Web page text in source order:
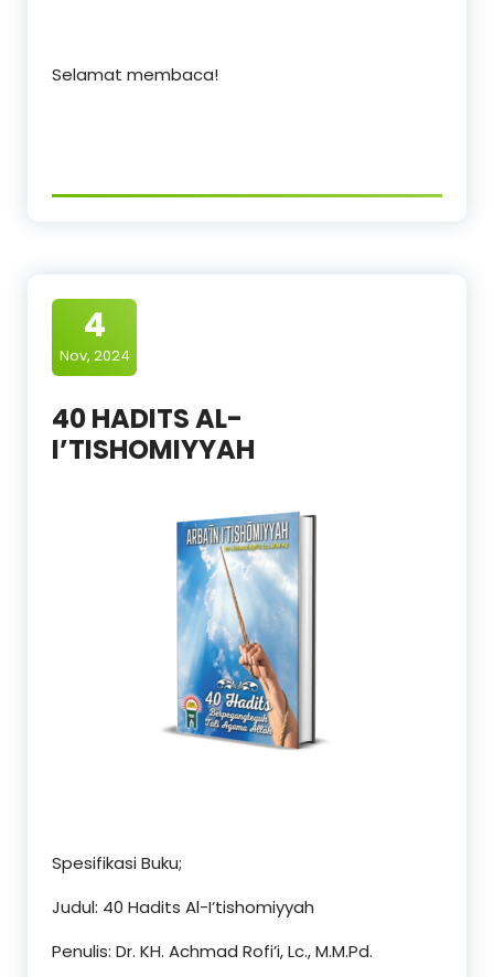
Selamat membaca!
4
Nov, 2024
40 HADITS AL-
I’TISHOMIYYAH
Spesifikasi Buku;
Judul: 40 Hadits Al-I’tishomiyyah
Penulis: Dr. KH. Achmad Rofi’i, Lc., M.M.Pd.